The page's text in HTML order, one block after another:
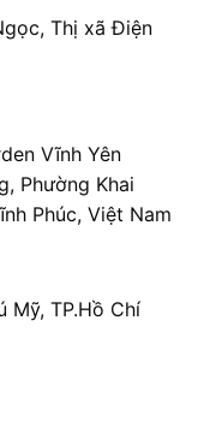
Thị xã Điện
Vĩnh Yên
Phường Khai
Phúc, Việt Nam
Mỹ, TP.Hồ Chí